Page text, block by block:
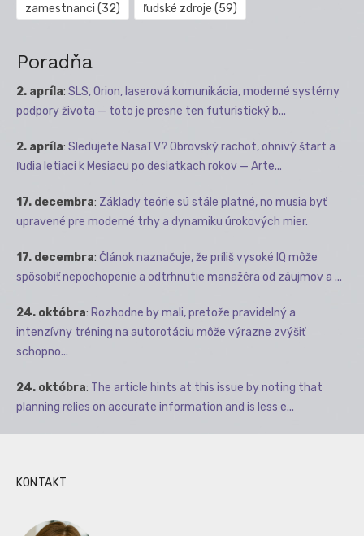
zamestnanci (32) ľudské zdroje (59)
Poradňa
2. apríla: SLS, Orion, laserová komunikácia, moderné systémy
podpory života — toto je presne ten futuristický b...
2. apríla: Sledujete NasaTV? Obrovský rachot, ohnivý štart a
ľudia letiaci k Mesiacu po desiatkach rokov — Arte...
17. decembra: Základy teórie sú stále platné, no musia byť
upravené pre moderné trhy a dynamiku úrokových mier.
17. decembra: Článok naznačuje, že príliš vysoké IQ môže
spôsobiť nepochopenie a odtrhnutie manažéra od záujmov a ...
24. októbra: Rozhodne by mali, pretože pravidelný a
intenzívny tréning na autorotáciu môže výrazne zvýšiť
schopno...
24. októbra: The article hints at this issue by noting that
planning relies on accurate information and is less e...
KONTAKT